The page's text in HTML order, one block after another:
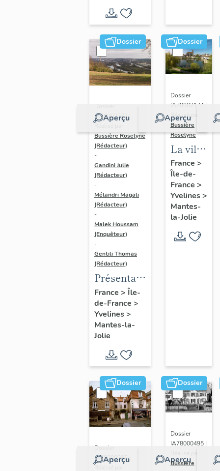
Dossier
Aperçu
Dossier
IA78002272 |
Bussière Roselyne
(Rédacteur)
-
Gandini Julie
(Rédacteur)
-
Mélandri Magali
(Rédacteur)
-
Malek Houssam
(Enquêteur)
-
Gentili Thomas
(Rédacteur)
Présentation
de l'étude
France > Île-
de-France >
Yvelines>
Mantes-la-
Jolie
Dossier
Aperçu
Dossier
IA78002174 |
Réalisé par
Bussière
Roselyne
La ville
de
Mantes-
la-Jolie
France >
Île-de-
France >
Yvelines>
Mantes-
la-Jolie
Dossier
Aperçu
Dossier
IA78000985 |
Dossier
Aperçu
Dossier
IA78000495 |
Bussière